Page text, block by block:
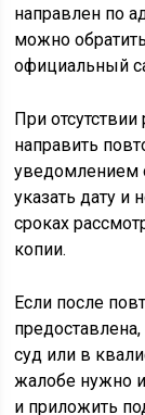
направлен по
можно
официальный
При
направить
уведомлением
указать дату и
сроках
копии.
Если после
суд или в
жалобе нужно
и приложить